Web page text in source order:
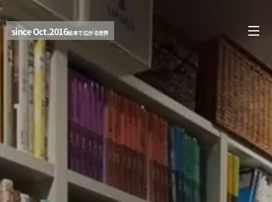
since Oct.2016絵本で広がる世界